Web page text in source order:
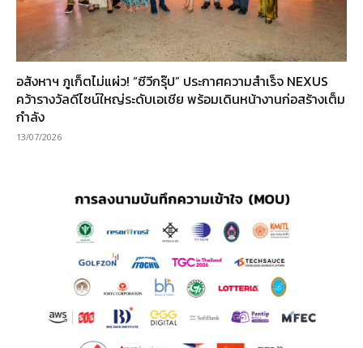
อสังหาฯ ภูเก็ตไม่แผ่ว! “ซีวีกรุ๊ป” ประกาศความสำเร็จ NEXUS
คว้ารางวัลดีไซน์ใหญ่ระดับเอเชีย พร้อมเดินหน้างานก่อสร้างเต็ม
กำลัง
13/07/2026